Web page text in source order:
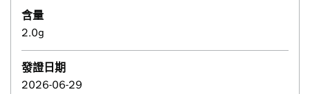
含量
2.0g
發證日期
2026-06-29